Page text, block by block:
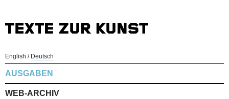
English / Deutsch
AUSGABEN
WEB-ARCHIV